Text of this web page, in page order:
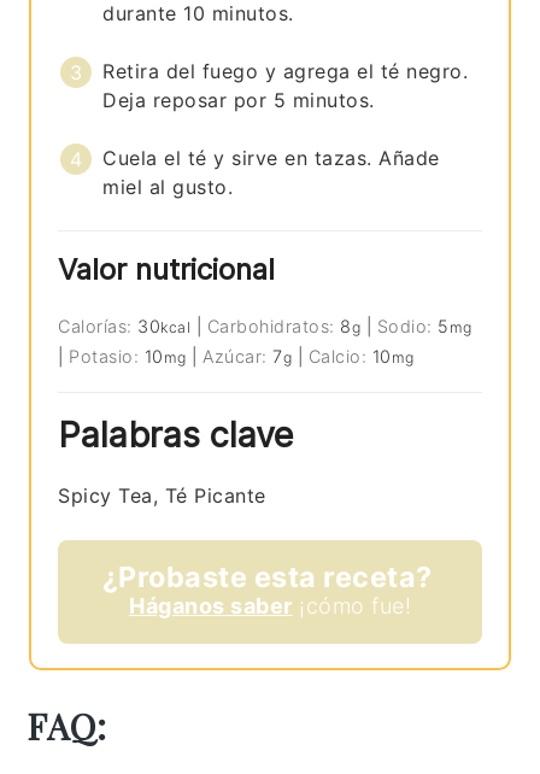
durante 10 minutos.
Retira del fuego y agrega el té negro.
Deja reposar por 5 minutos.
Cuela el té y sirve en tazas. Añade
miel al gusto.
Valor nutricional
Calorías: 30kcal Carbohidratos: 8g Sodio: 5 mg
Potasio: 10 mg Azúcar:7g Calcio: 10 mg
Palabras clave
Spicy Tea, Té Picante
¿Probaste esta receta?
Háganos saber ¡cómo fue!
FAQ: